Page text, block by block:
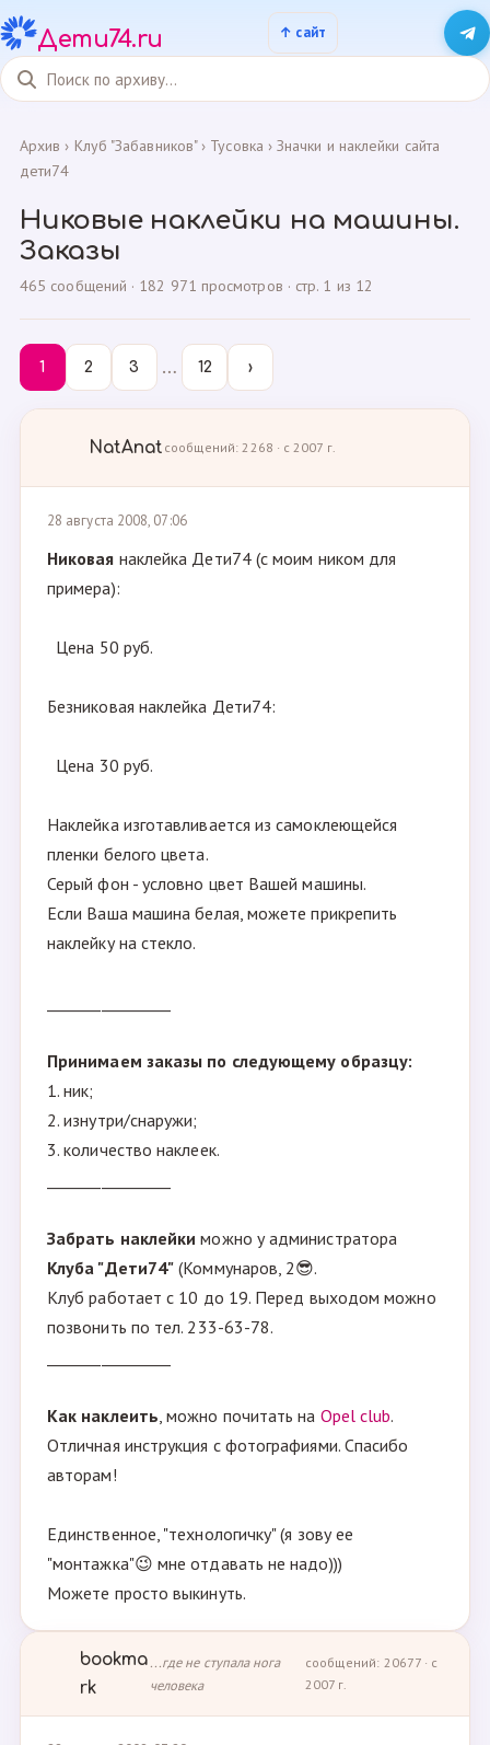
Дети74.ru
Архив › Клуб "Забавников"› Тусовка ›Значки и наклейки сайта
дети74
Никовые наклейки на машины.
Заказы
465 сообщений · 182 971 просмотров · стр. 1 из 12
1 2 3 … 12 ›
NatAnat сообщений: 2268 · с 2007 г.
28 августа 2008, 07:06
Никовая наклейка Дети74 (с моим ником для
примера):
Цена 50 руб.
Безниковая наклейка Дети74:
Цена 30 руб.
Наклейка изготавливается из самоклеющейся
пленки белого цвета.
Серый фон - условно цвет Вашей машины.
Если Ваша машина белая, можете прикрепить
наклейку на стекло.
Принимаем заказы по следующему образцу:
1. ник;
2. изнутри/снаружи;
3. количество наклеек.
Забрать наклейки можно у администратора
Клуба "Дети74" (Коммунаров, 2😎.
Клуб работает с 10 до 19. Перед выходом можно
позвонить по тел. 233-63-78.
Как наклеить, можно почитать на Opel club.
Отличная инструкция с фотографиями. Спасибо
авторам!
Единственное, "технологичку" (я зову ее
"монтажка"😉 мне отдавать не надо)))
Можете просто выкинуть.
bookma
rk
...где не ступала нога
человека
сообщений: 20677 · с
2007 г.